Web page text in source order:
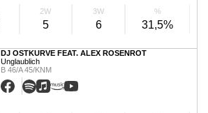
2W
5
3W
6
%
31,5%
DJ OSTKURVE FEAT. ALEX ROSENROT
Unglaublich
B 46/A 45/KNM